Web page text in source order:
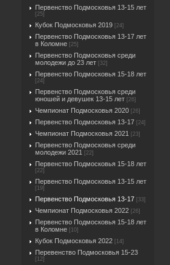
Первенство Подмосковья 13-15 лет
[25]
Кубок Подмосковья 2019 [24]
Первенство Подмосковья 13-17 лет
в Коломне [25]
Первенство Подмосковья среди
молодежи до 23 лет [32]
Первенство Подмосковья 15-18 лет
[24]
Первенство Подмосковья среди
юношей и девушек 13-15 лет [26]
Чемпионат Подмосковья 2020 [26]
Первенство Подмосковья 13-17 [24]
Чемпионат Подмосковья 2021 [23]
Первенство Подмосковья среди
молодежи 2021
[22]
Первенство Подмосковья 15-18 лет
[22]
Первенство Подмосковья 13-15 лет
[19]
Первенство Подмосковья 13-17 [33]
Чемпионат Подмосковья 2022 [26]
Первенство Подмосковья 15-18 лет
в Коломне
[10]
Кубок Подмосковья 2022 [14]
Перевенство Подмосковья 15-23
[12]